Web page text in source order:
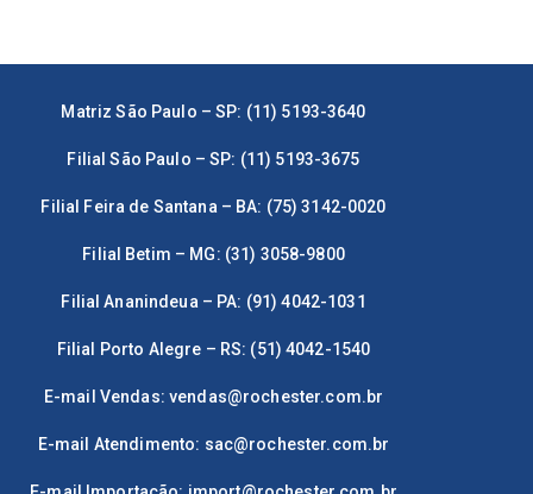
Matriz São Paulo – SP: (11) 5193-3640
Filial São Paulo – SP: (11) 5193-3675
Filial Feira de Santana – BA: (75) 3142-0020
Filial Betim – MG: (31) 3058-9800
Filial Ananindeua – PA: (91) 4042-1031
Filial Porto Alegre – RS: (51) 4042-1540
E-mail Vendas: vendas@rochester.com.br
E-mail Atendimento: sac@rochester.com.br